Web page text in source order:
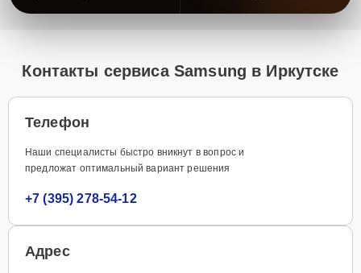
Контакты сервиса Samsung в Иркутске
Телефон
Наши специалисты быстро вникнут в вопрос и
предложат оптимальный вариант решения
+7 (395) 278-54-12
Адрес